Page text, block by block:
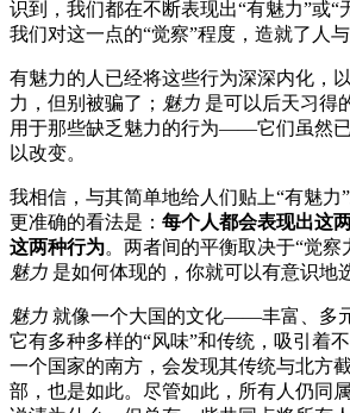
识到，我们都在不断表现出“有魅力”或
我们对这一点的“觉察”程度，造就了人
有魅力的人已经将这些行为深深内化，
力，但别被骗了； 魅力 是可以后天习得
用于那些缺乏魅力的行为——它们虽然
以改变。
我相信，与其简单地给人们贴上“有魅力
更准确的看法是： 每个人都会表现出这
这两种行为。两者间的平衡取决于“觉
魅力 是如何体现的，你就可以有意识地
魅力 就像一个大国的文化——丰富、多
它有多种多样的“风味”和传统，吸引着
一个国家的南方，会发现其传统与北方
部，也是如此。尽管如此，所有人仍同